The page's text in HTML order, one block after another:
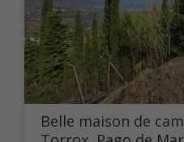
Belle maison de